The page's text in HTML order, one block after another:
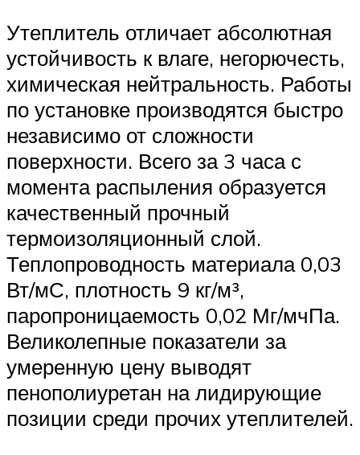
Утеплитель отличает абсолютная
устойчивость к влаге, негорючесть,
химическая нейтральность. Работы
по установке производятся быстро
независимо от сложности
поверхности. Всего за 3 часа с
момента распыления образуется
качественный прочный
термоизоляционный слой.
Теплопроводность материала 0,03
Вт/мС, плотность 9 кг/м³,
паропроницаемость 0,02 Мг/мчПа.
Великолепные показатели за
умеренную цену выводят
пенополиуретан на лидирующие
позиции среди прочих утеплителей.